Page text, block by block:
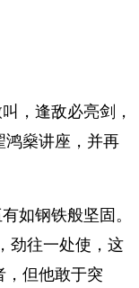
，逢敌必亮剑，
鸿燊讲座，并再
如钢铁般坚固。
劲往一处使，这
，但他敢于突